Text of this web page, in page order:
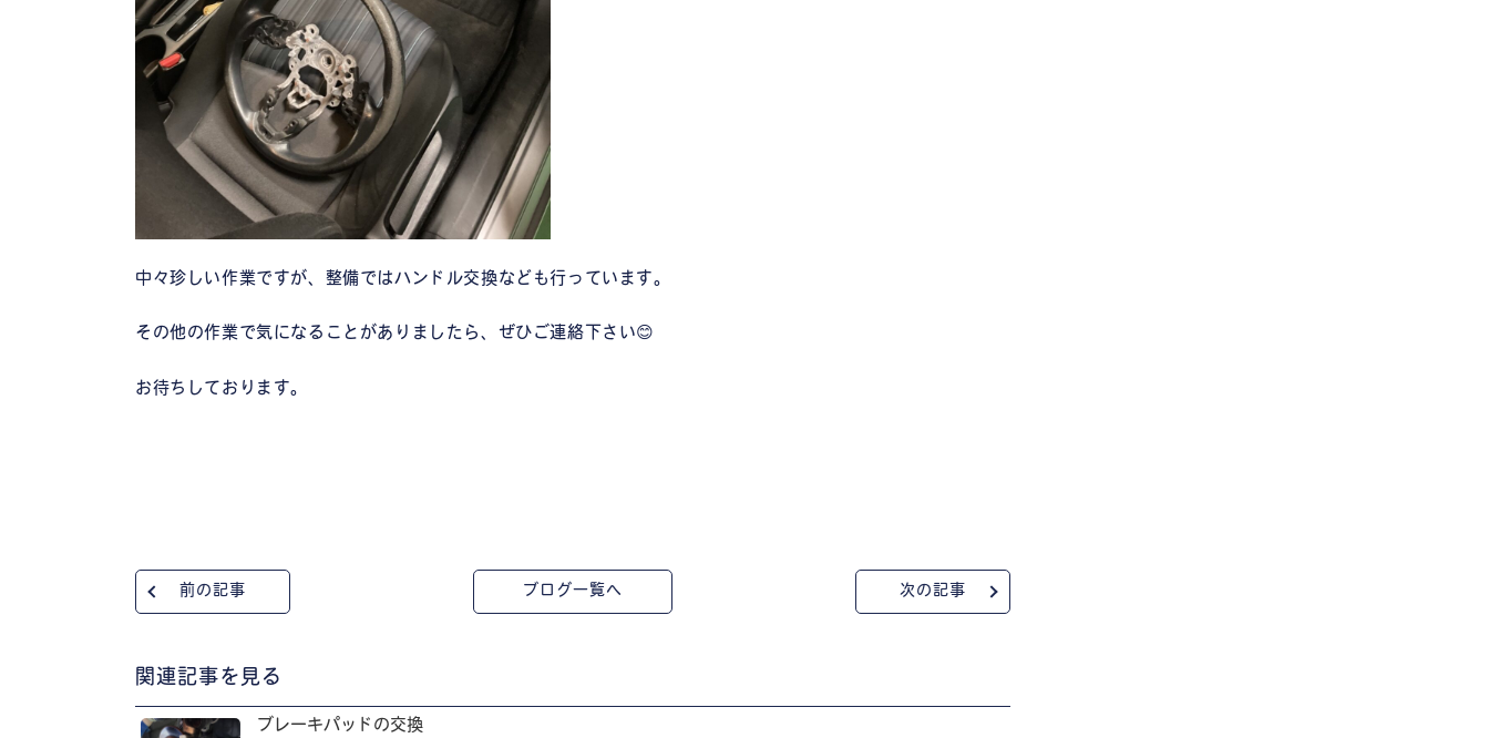
中々珍しい作業ですが、整備ではハンドル交換なども行っています。
その他の作業で気になることがありましたら、ぜひご連絡下さい😊
お待ちしております。
前の記事 ブログ一覧へ 次の記事
関連記事を見る
ブレーキパッドの交換